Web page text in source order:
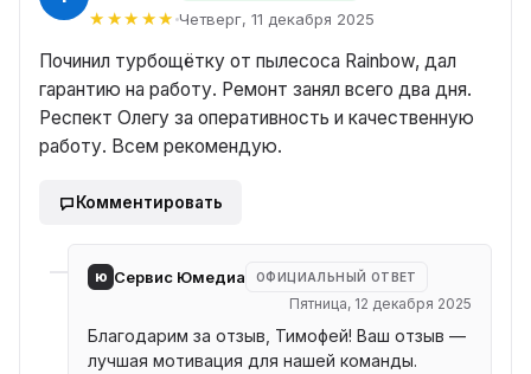
Четверг, 11 декабря 2025
Починил турбощётку от пылесоса Rainbow, дал
гарантию на работу. Ремонт занял всего два дня.
Респект Олегу за оперативность и качественную
работу. Всем рекомендую.
Комментировать
ю Сервис Юмедиа ОФИЦИАЛЬНЫЙ ОТВЕТ
Пятница, 12 декабря 2025
Благодарим за отзыв, Тимофей! Ваш отзыв —
лучшая мотивация для нашей команды.